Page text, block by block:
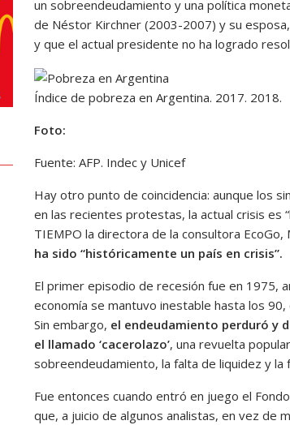
un sobreendeudamiento y una política
de Néstor Kirchner (2003-2007) y su
y que el actual presidente no ha logrado
Índice de pobreza en Argentina. 2017. 2018.
Foto:
Fuente: AFP. Indec y Unicef
Hay otro punto de coincidencia: aunque los
en las recientes protestas, la actual crisis es
TIEMPO la directora de la consultora
ha sido “históricamente un país en crisis”.
El primer episodio de recesión fue en 1975,
economía se mantuvo inestable hasta los
Sin embargo, el endeudamiento perduró y
el llamado ‘cacerolazo’, una revuelta
sobreendeudamiento, la falta de liquidez y la
Fue entonces cuando entró en juego el
que, a juicio de algunos analistas, en vez de